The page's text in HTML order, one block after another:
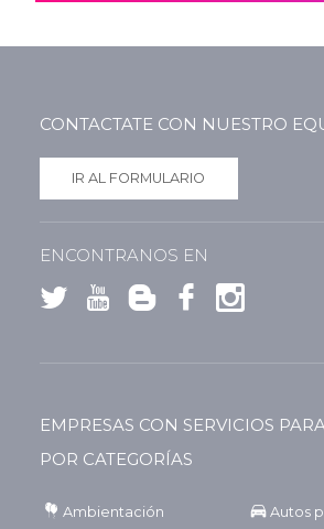
CONTACTATE CON NUESTRO
IR AL FORMULARIO
ENCONTRANOS EN
EMPRESAS CON SERVICIOS
POR CATEGORÍAS
Ambientación Autos